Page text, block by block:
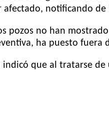
notificando de
no han
ha puesto
que al tratarse